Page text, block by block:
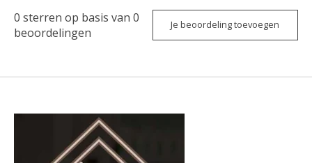
0 sterren op basis van 0
beoordelingen
Je beoordeling toevoegen